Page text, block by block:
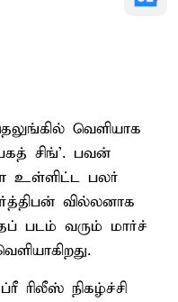
வெளியாக
சிங்’. பவன்
உள்ளிட்ட பலர்
வில்லனாக
படம் வரும் மார்ச்
ரிலீஸ் நிகழ்ச்சி